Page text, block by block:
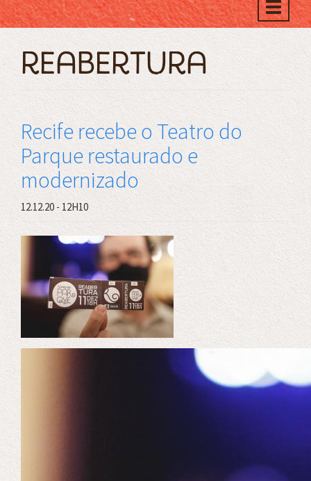
Toggle
reabertura
Recife recebe o Teatro do
Parque restaurado e
modernizado
12.12.20 - 12H10